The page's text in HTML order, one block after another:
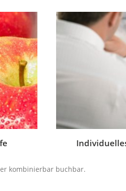
kombinierbar buchbar.